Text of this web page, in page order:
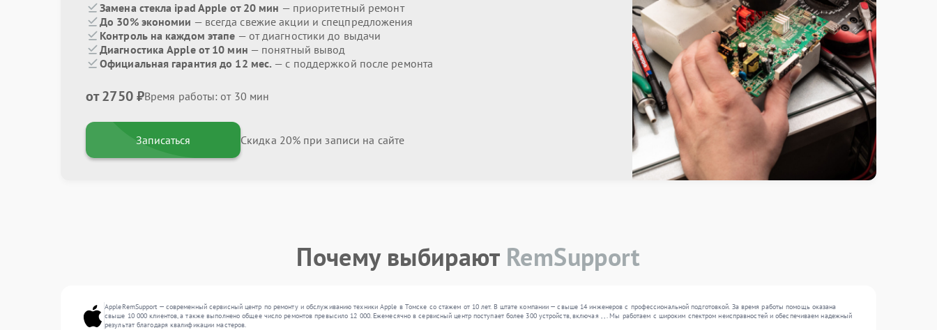
Замена стекла ipad Apple от 20 мин — приоритетный ремонт
До 30% экономии — всегда свежие акции и спецпредложения
Контроль на каждом этапе — от диагностики до выдачи
Диагностика Apple от 10 мин — понятный вывод
Официальная гарантия до 12 мес. — с поддержкой после ремонта
от 2750 ₽Время работы: от 30 мин
Записаться Скидка 20% при записи на сайте
Почему выбирают RemSupport
AppleRemSupport — современный сервисный центр по ремонту и обслуживанию техники Apple в Томске со стажем от 10 лет. В штате компании — свыше 14 инженеров с профессиональной подготовкой. За время работы помощь оказана
свыше 10 000 клиентов, а также выполнено общее число ремонтов превысило 12 000. Ежемесячно в сервисный центр поступает более 300 устройств, включая , , . Мы работаем с широким спектром неисправностей и обеспечиваем надежный
результат благодаря квалификации мастеров.